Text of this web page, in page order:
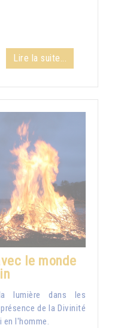
Lire la suite...
le monde
lumière dans les
de la Divinité
en l'homme.